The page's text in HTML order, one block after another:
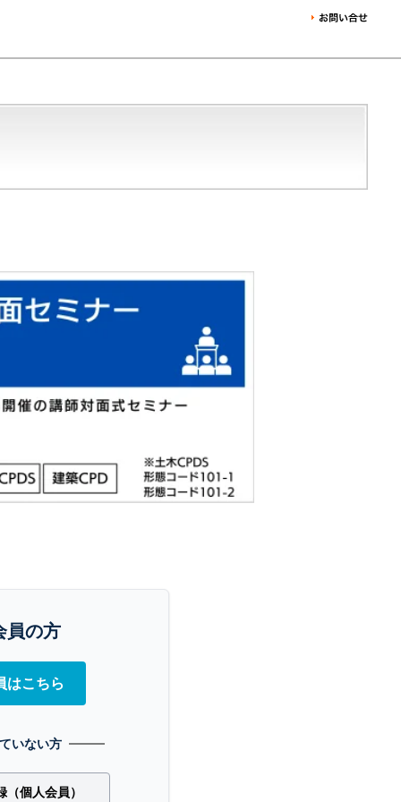
員の方
はこちら
いない方
個人会員）